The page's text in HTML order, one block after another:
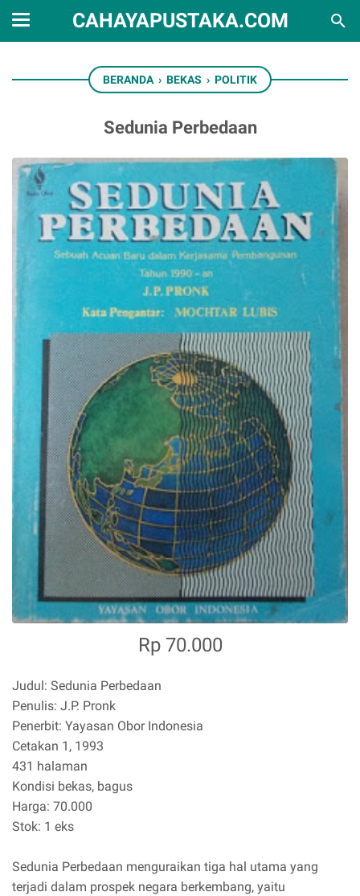
CAHAYAPUSTAKA.COM
BERANDA › BEKAS › POLITIK
Sedunia Perbedaan
Rp 70.000
Judul: Sedunia Perbedaan
Penulis: J.P. Pronk
Penerbit: Yayasan Obor Indonesia
Cetakan 1, 1993
431 halaman
Kondisi bekas, bagus
Harga: 70.000
Stok: 1 eks
Sedunia Perbedaan menguraikan tiga hal utama yang
terjadi dalam prospek negara berkembang, yaitu